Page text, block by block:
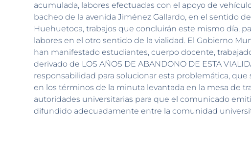
acumulada, labores efectuadas con el apoyo de
bacheo de la avenida Jiménez Gallardo, en el sentido
Huehuetoca, trabajos que concluirán este mismo día,
labores en el otro sentido de la vialidad. El Gobierno
han manifestado estudiantes, cuerpo docente,
derivado de LOS AÑOS DE ABANDONO DE ESTA
responsabilidad para solucionar esta problemática,
en los términos de la minuta levantada en la mesa de
autoridades universitarias para que el comunicado
difundido adecuadamente entre la comunidad